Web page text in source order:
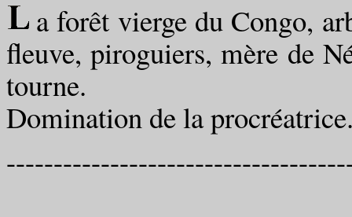
a forêt vierge du Congo,
fleuve, piroguiers, mère de
tourne.
Domination de la